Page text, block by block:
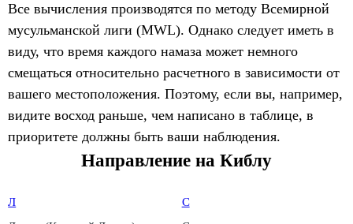
Все вычисления производятся по методу Всемирной
мусульманской лиги (MWL). Однако следует иметь в
виду, что время каждого намаза может немного
смещаться относительно расчетного в зависимости от
вашего местоположения. Поэтому, если вы, например,
видите восход раньше, чем написано в таблице, в
приоритете должны быть ваши наблюдения.
Направление на Киблу
Л
С